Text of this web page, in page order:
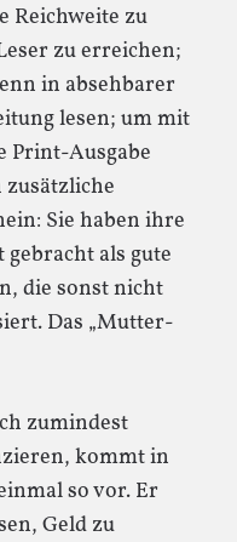
Reichweite zu
zu erreichen;
in absehbarer
lesen; um mit
Print-Ausgabe
Sie haben ihre
als gute
die sonst nicht
Das „Mutter-
zumindest
kommt in
so vor. Er
Geld zu